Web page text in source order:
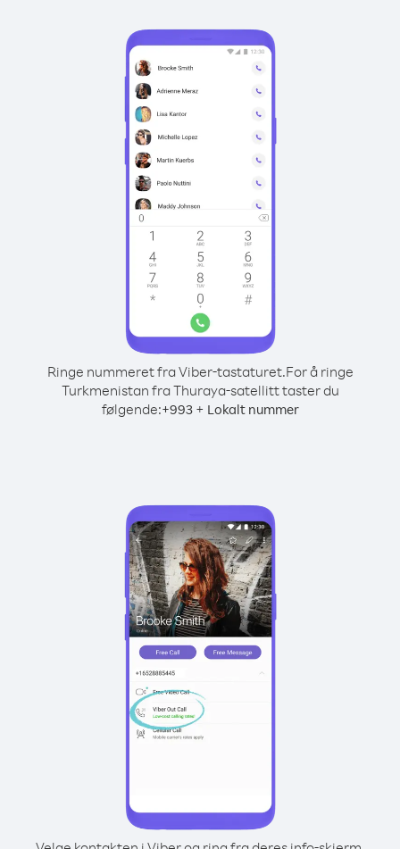
Ringe nummeret fra Viber-tastaturet.For å ringe
Turkmenistan fra Thuraya-satellitt taster du
følgende:+993+ Lokalt nummer